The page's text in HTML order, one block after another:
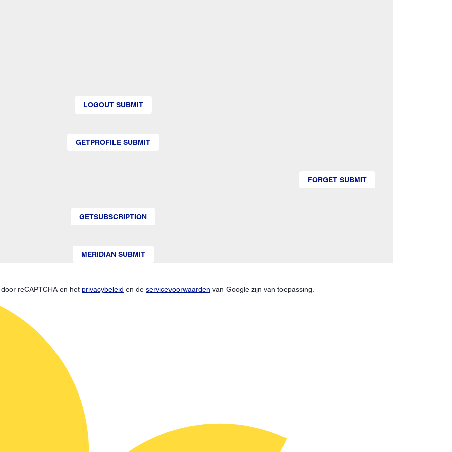
LOGOUT SUBMIT
GETPROFILE SUBMIT
FORGET SUBMIT
GETSUBSCRIPTION
MERIDIAN SUBMIT
reCAPTCHA en het privacybeleid en de servicevoorwaarden van Google zijn van toepassing.